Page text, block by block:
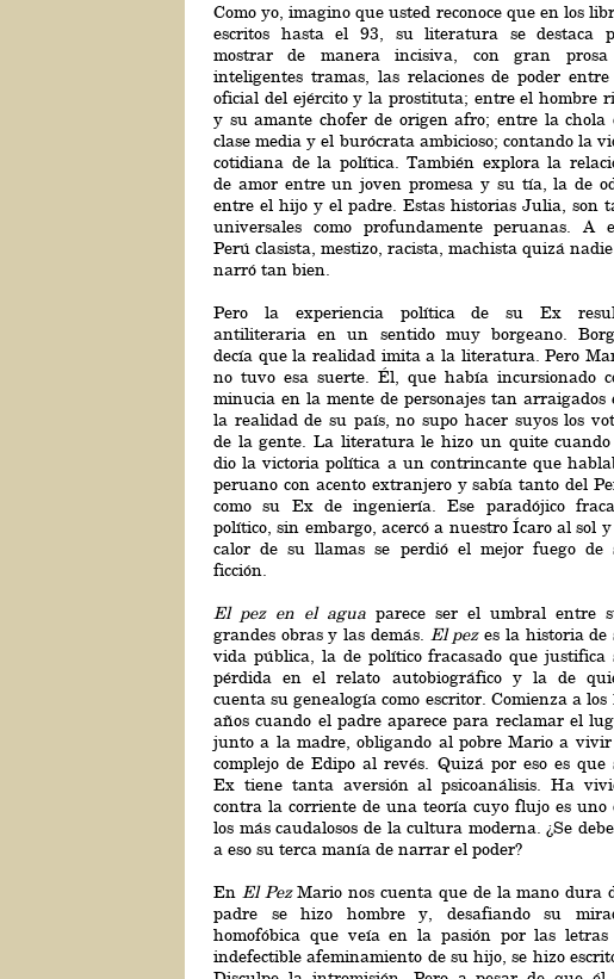
Como yo, imagino que usted reconoce que en los
escritos hasta el 93, su literatura se destaca
mostrar de manera incisiva, con gran
inteligentes tramas, las relaciones de poder
oficial del ejército y la prostituta; entre el hombre
y su amante chofer de origen afro; entre la chola
clase media y el burócrata ambicioso; contando la
cotidiana de la política. También explora la
de amor entre un joven promesa y su tía, la de
entre el hijo y el padre. Estas historias Julia, son
universales como profundamente peruanas. A
Perú clasista, mestizo, racista, machista quizá
narró tan bien.
Pero la experiencia política de su Ex
antiliteraria en un sentido muy borgeano.
decía que la realidad imita a la literatura. Pero
no tuvo esa suerte. Él, que había incursionado
minucia en la mente de personajes tan arraigados
la realidad de su país, no supo hacer suyos los
de la gente. La literatura le hizo un quite
dio la victoria política a un contrincante que
peruano con acento extranjero y sabía tanto del
como su Ex de ingeniería. Ese paradójico
político, sin embargo, acercó a nuestro Ícaro al sol
calor de su llamas se perdió el mejor fuego de
ficción.
El pez en el agua parece ser el umbral entre
grandes obras y las demás. El pezes la historia de
vida pública, la de político fracasado que justifica
pérdida en el relato autobiográfico y la de
cuenta su genealogía como escritor. Comienza a los
años cuando el padre aparece para reclamar el
junto a la madre, obligando al pobre Mario a
complejo de Edipo al revés. Quizá por eso es que
Ex tiene tanta aversión al psicoanálisis. Ha
contra la corriente de una teoría cuyo flujo es uno
los más caudalosos de la cultura moderna. ¿Se
a eso su terca manía de narrar el poder?
En El PezMario nos cuenta que de la mano dura
padre se hizo hombre y, desafiando su
homofóbica que veía en la pasión por las
indefectible afeminamiento de su hijo, se hizo